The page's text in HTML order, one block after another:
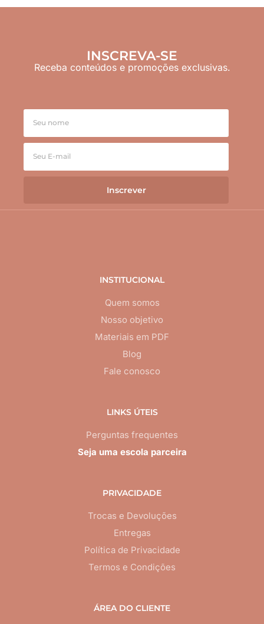
INSCREVA-SE
Receba conteúdos e promoções exclusivas.
Inscrever
INSTITUCIONAL
Quem somos
Nosso objetivo
Materiais em PDF
Blog
Fale conosco
LINKS ÚTEIS
Perguntas frequentes
Seja uma escola parceira
PRIVACIDADE
Trocas e Devoluções
Entregas
Política de Privacidade
Termos e Condições
ÁREA DO CLIENTE